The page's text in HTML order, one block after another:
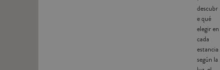
descubr
e qué
elegir en
cada
estancia
según la